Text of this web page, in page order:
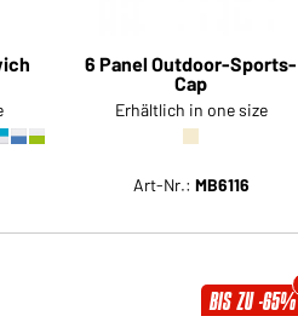
6 Panel Outdoor-Sports-
Cap
Erhältlich in one size
Art-Nr.: MB6116
BIS ZU -65%